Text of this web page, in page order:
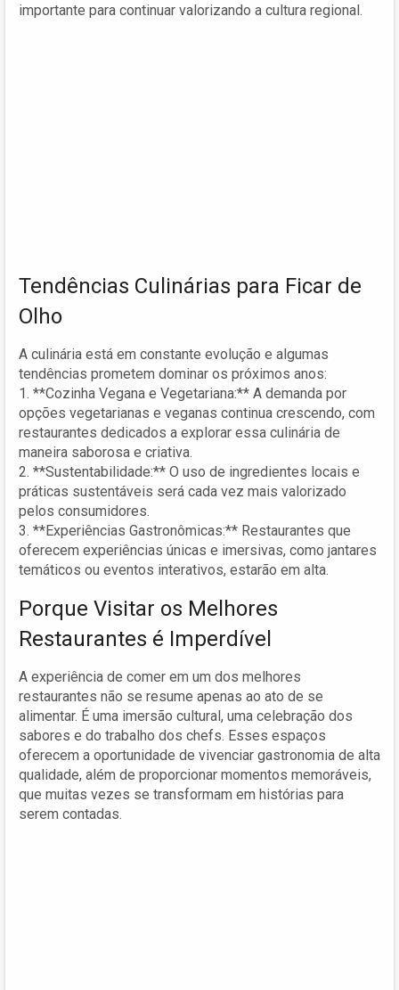
importante para continuar valorizando a cultura regional.
Tendências Culinárias para Ficar de
Olho
A culinária está em constante evolução e algumas
tendências prometem dominar os próximos anos:
1. **Cozinha Vegana e Vegetariana:** A demanda por
opções vegetarianas e veganas continua crescendo, com
restaurantes dedicados a explorar essa culinária de
maneira saborosa e criativa.
2. **Sustentabilidade:** O uso de ingredientes locais e
práticas sustentáveis será cada vez mais valorizado
pelos consumidores.
3. **Experiências Gastronômicas:** Restaurantes que
oferecem experiências únicas e imersivas, como jantares
temáticos ou eventos interativos, estarão em alta.
Porque Visitar os Melhores
Restaurantes é Imperdível
A experiência de comer em um dos melhores
restaurantes não se resume apenas ao ato de se
alimentar. É uma imersão cultural, uma celebração dos
sabores e do trabalho dos chefs. Esses espaços
oferecem a oportunidade de vivenciar gastronomia de alta
qualidade, além de proporcionar momentos memoráveis,
que muitas vezes se transformam em histórias para
serem contadas.